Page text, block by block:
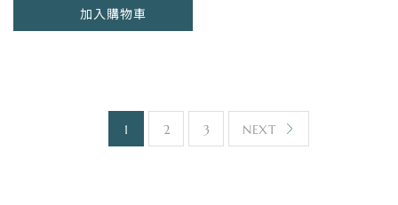
加入購物車
1 2 3 NEXT